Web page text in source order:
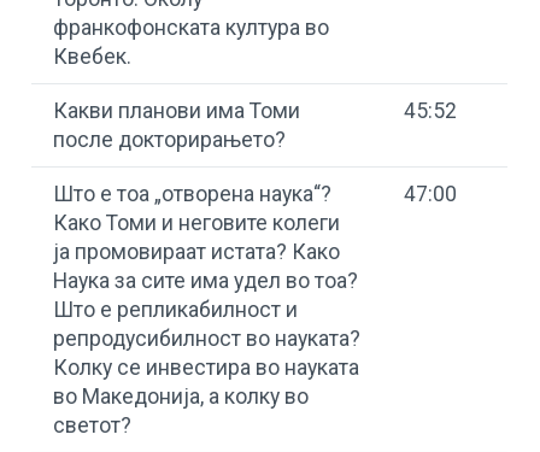
франкофонската култура во
Квебек.
Какви планови има Томи
после докторирањето?
45:52
Што е тоа „отворена наука“?
Како Томи и неговите колеги
ја промовираат истата? Како
Наука за сите има удел во тоа?
Што е репликабилност и
репродусибилност во науката?
Колку се инвестира во науката
во Македонија, а колку во
светот?
47:00